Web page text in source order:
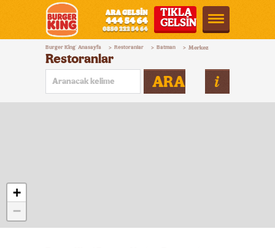
Burger
King®
Türkiye
TIKLA
GELSİN
Burger King® Anasayfa > Restoranlar > Batman > Merkez
Restoranlar
ARA
+
−